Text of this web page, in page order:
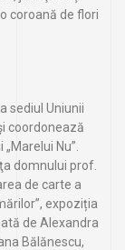
coroană de flori
sediul Uniunii
coordonează
Nu”.
domnului prof.
de carte a
expoziția
de Alexandra
Bălănescu,